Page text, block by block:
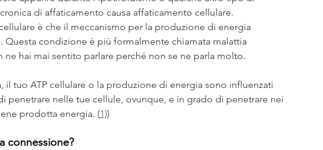
di affaticamento causa affaticamento cellulare.
è che il meccanismo per la produzione di energia
condizione è più formalmente chiamata malattia
hai mai sentito parlare perché non se ne parla molto.
il tuo ATP cellulare o la produzione di energia sono influenzati
penetrare nelle tue cellule, ovunque, e in grado di penetrare nei
prodotta energia. (1))
connessione?